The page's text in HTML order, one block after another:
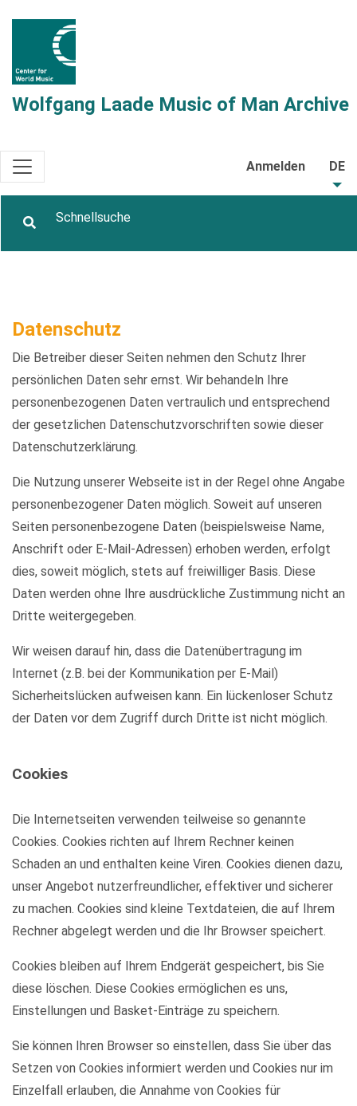
Wolfgang Laade Music of Man Archive
Anmelden DE
Datenschutz
Die Betreiber dieser Seiten nehmen den Schutz Ihrer
persönlichen Daten sehr ernst. Wir behandeln Ihre
personenbezogenen Daten vertraulich und entsprechend
der gesetzlichen Datenschutzvorschriften sowie dieser
Datenschutzerklärung.
Die Nutzung unserer Webseite ist in der Regel ohne Angabe
personenbezogener Daten möglich. Soweit auf unseren
Seiten personenbezogene Daten (beispielsweise Name,
Anschrift oder E-Mail-Adressen) erhoben werden, erfolgt
dies, soweit möglich, stets auf freiwilliger Basis. Diese
Daten werden ohne Ihre ausdrückliche Zustimmung nicht an
Dritte weitergegeben.
Wir weisen darauf hin, dass die Datenübertragung im
Internet (z.B. bei der Kommunikation per E-Mail)
Sicherheitslücken aufweisen kann. Ein lückenloser Schutz
der Daten vor dem Zugriff durch Dritte ist nicht möglich.
Cookies
Die Internetseiten verwenden teilweise so genannte
Cookies. Cookies richten auf Ihrem Rechner keinen
Schaden an und enthalten keine Viren. Cookies dienen dazu,
unser Angebot nutzerfreundlicher, effektiver und sicherer
zu machen. Cookies sind kleine Textdateien, die auf Ihrem
Rechner abgelegt werden und die Ihr Browser speichert.
Cookies bleiben auf Ihrem Endgerät gespeichert, bis Sie
diese löschen. Diese Cookies ermöglichen es uns,
Einstellungen und Basket-Einträge zu speichern.
Sie können Ihren Browser so einstellen, dass Sie über das
Setzen von Cookies informiert werden und Cookies nur im
Einzelfall erlauben, die Annahme von Cookies für